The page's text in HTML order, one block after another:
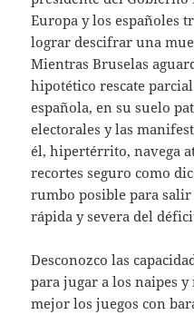
Europa y los españoles
lograr descifrar una
Mientras Bruselas
hipotético rescate
española, en su suelo
electorales y las
él, hipertérrito, navega
recortes seguro como
rumbo posible para
rápida y severa del
Desconozco las
para jugar a los naipes
mejor los juegos con